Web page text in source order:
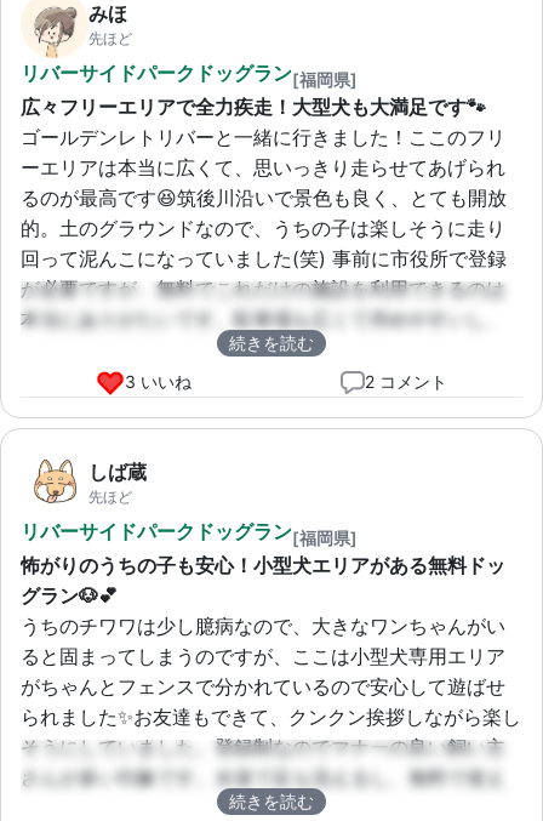
みほ
先ほど
リバーサイドパークドッグラン[福岡県]
広々フリーエリアで全力疾走！大型犬も大満足です🐾
ゴールデンレトリバーと一緒に行きました！ここのフリ
ーエリアは本当に広くて、思いっきり走らせてあげられ
るのが最高です😆筑後川沿いで景色も良く、とても開放
的。土のグラウンドなので、うちの子は楽しそうに走り
回って泥んこになっていました(笑) 事前に市役所で登録
が必要ですが、無料でこれだけの施設を利用できるのは
本当にありがたいです。駐車場も広くて停めやすいし、
また絶対リピートします！続きを読む
3 いいね
2 コメント
しば蔵
先ほど
リバーサイドパークドッグラン[福岡県]
怖がりのうちの子も安心！小型犬エリアがある無料ドッ
グラン🐶💕
うちのチワワは少し臆病なので、大きなワンちゃんがい
ると固まってしまうのですが、ここは小型犬専用エリア
がちゃんとフェンスで分かれているので安心して遊ばせ
られました✨お友達もできて、クンクン挨拶しながら楽し
そうにしていました。登録制なのでマナーの良い飼い主
さんが多い印象です。水道で足も洗えるし、無料で使え
るなんて信じられません！公園自体が広いので、ドッグ
続きを読む